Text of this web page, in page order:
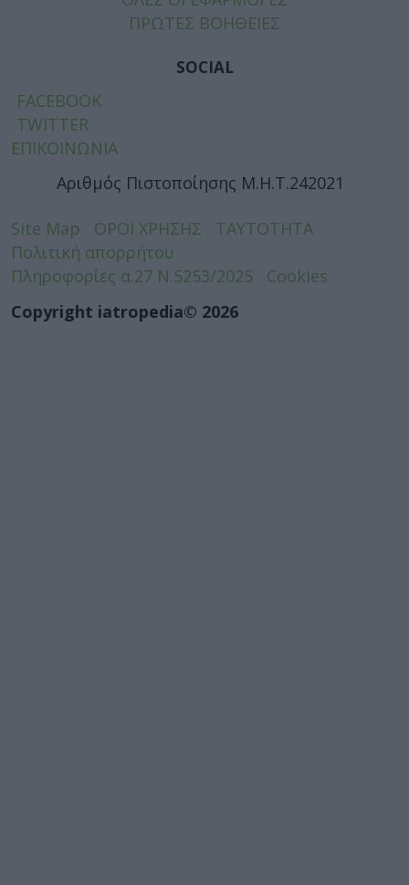
ΠΡΩΤΕΣ ΒΟΗΘΕΙΕΣ
SOCIAL
FACEBOOK
TWITTER
ΕΠΙΚΟΙΝΩΝΙΑ
Αριθμός Πιστοποίησης Μ.Η.Τ.242021
Site Map ΟΡΟΙ ΧΡΗΣΗΣ
ΤΑΥΤΟΤΗΤΑ
Πολιτική απορρήτου
Πληροφορίες α.27 Ν.5253/2025
Cookies
Copyright iatropedia© 2026